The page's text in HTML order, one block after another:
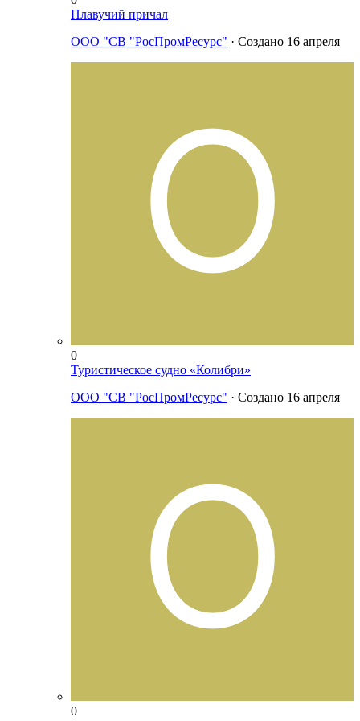
Плавучий причал
ООО "СВ "РосПромРесурс" · Создано 16 апреля
0
Туристическое судно «Колибри»
ООО "СВ "РосПромРесурс" · Создано 16 апреля
0